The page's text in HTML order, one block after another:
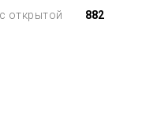
открытой
882